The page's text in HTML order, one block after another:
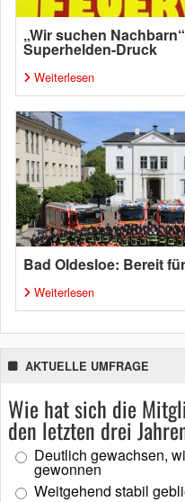
„Wir suchen
Superhelden-Druck
Weiterlesen
Bad Oldesloe: Bereit
Weiterlesen
AKTUELLE UMFRAGE
Wie hat sich die
den letzten drei
Deutlich gewachsen,
gewonnen
Weitgehend stabil